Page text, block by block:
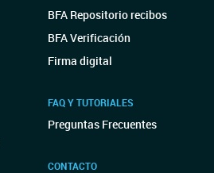
BFA Repositorio recibos
BFA Verificación
Firma digital
FAQ Y TUTORIALES
Preguntas Frecuentes
CONTACTO